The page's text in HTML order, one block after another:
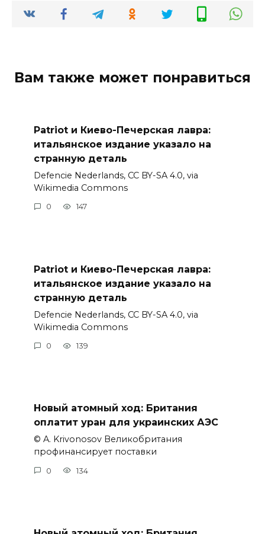
Вам также может понравиться
Patriot и Киево-Печерская лавра:
итальянское издание указало на
странную деталь
Defencie Nederlands, CC BY-SA 4.0, via
Wikimedia Commons
0 147
Patriot и Киево-Печерская лавра:
итальянское издание указало на
странную деталь
Defencie Nederlands, CC BY-SA 4.0, via
Wikimedia Commons
0 139
Новый атомный ход: Британия
оплатит уран для украинских АЭС
© A. Krivonosov Великобритания
профинансирует поставки
0 134